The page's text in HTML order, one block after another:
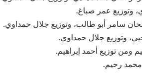
وتوزيع عمر صباغ.
سامر أبو طالب، وتوزيع جلال حمداوي.
وتوزيع جلال حمداوي.
ومن توزيع أحمد إبراهيم.
محمد رحيم.